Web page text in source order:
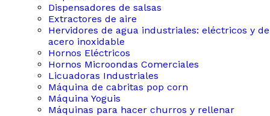
Dispensadores de salsas
Extractores de aire
Hervidores de agua industriales: eléctricos y de
acero inoxidable
Hornos Eléctricos
Hornos Microondas Comerciales
Licuadoras Industriales
Máquina de cabritas pop corn
Máquina Yoguis
Máquinas para hacer churros y rellenar